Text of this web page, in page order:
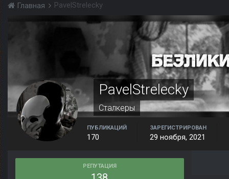
Главная PavelStrelecky
PavelStrelecky
Сталкеры
ПУБЛИКАЦИЙ
170
ЗАРЕГИСТРИРОВАН
29 ноября, 2021
РЕПУТАЦИЯ